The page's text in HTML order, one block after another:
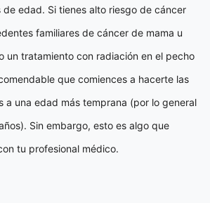
edad. Si tienes alto riesgo de cáncer
familiares de cáncer de mama u
un tratamiento con radiación en el pecho
que comiences a hacerte las
a una edad más temprana (por lo general
Sin embargo, esto es algo que
tu profesional médico.